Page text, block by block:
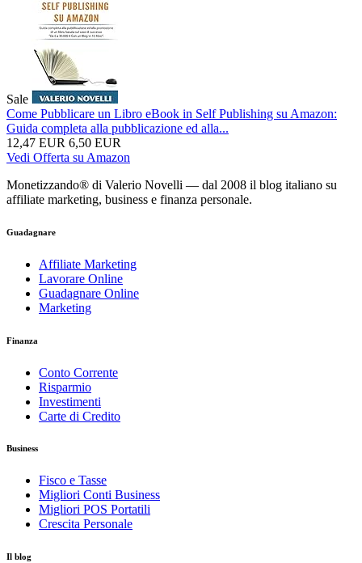
Sale
Come Pubblicare un Libro eBook in Self Publishing su Amazon:
Guida completa alla pubblicazione ed alla...
12,47 EUR 6,50 EUR
Vedi Offerta su Amazon
Monetizzando® di Valerio Novelli — dal 2008 il blog italiano su
affiliate marketing, business e finanza personale.
Guadagnare
Affiliate Marketing
Lavorare Online
Guadagnare Online
Marketing
Finanza
Conto Corrente
Risparmio
Investimenti
Carte di Credito
Business
Fisco e Tasse
Migliori Conti Business
Migliori POS Portatili
Crescita Personale
Il blog